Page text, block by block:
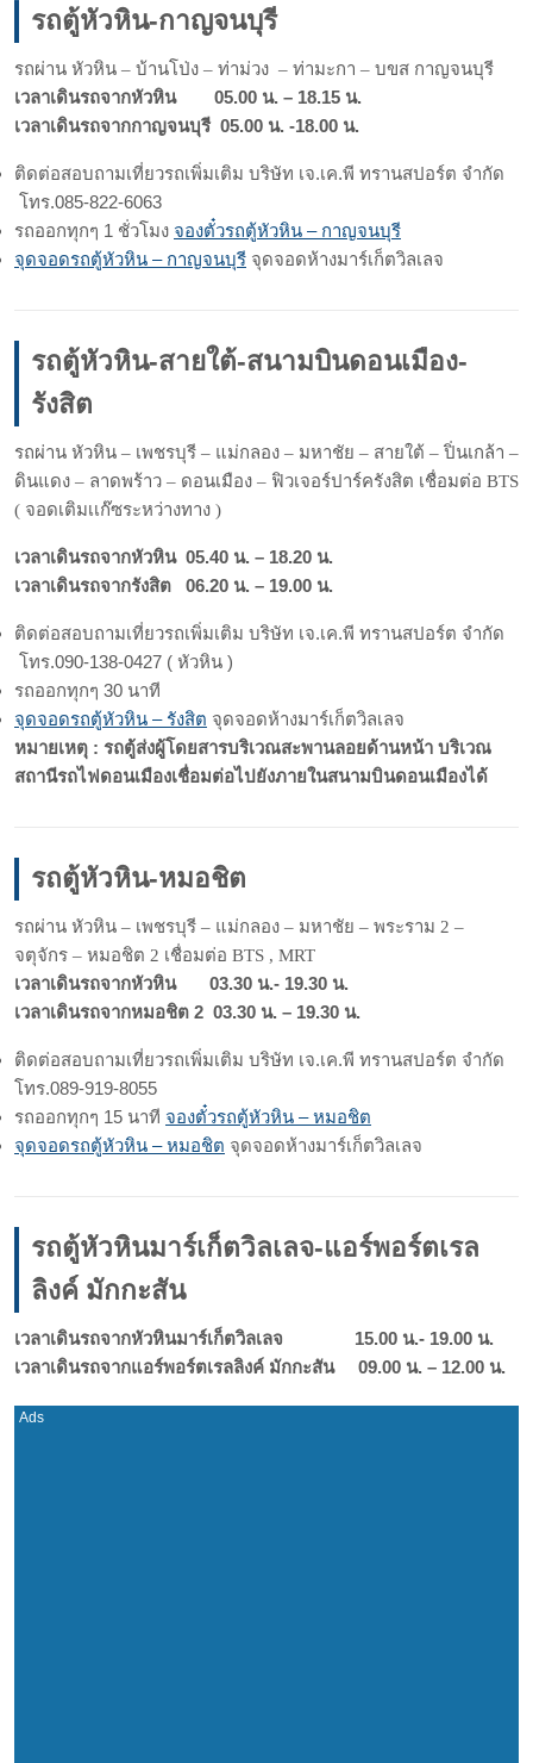
รถตู้หัวหิน-กาญจนบุรี
รถผ่าน หัวหิน – บ้านโป่ง – ท่าม่วง – ท่ามะกา – บขส กาญจนบุรี
เวลาเดินรถจากหัวหิน 05.00 น. – 18.15 น.
เวลาเดินรถจากกาญจนบุรี 05.00 น. -18.00 น.
ติดต่อสอบถามเที่ยวรถเพิ่มเติม บริษัท เจ.เค.พี ทรานสปอร์ต จำกัด
โทร.085-822-6063
รถออกทุกๆ 1 ชั่วโมง จองตั๋วรถตู้หัวหิน – กาญจนบุรี
จุดจอดรถตู้หัวหิน – กาญจนบุรี จุดจอดห้างมาร์เก็ตวิลเลจ
รถตู้หัวหิน-สายใต้-สนามบินดอนเมือง-
รังสิต
รถผ่าน หัวหิน – เพชรบุรี – แม่กลอง – มหาชัย – สายใต้ – ปิ่นเกล้า –
ดินแดง – ลาดพร้าว – ดอนเมือง – ฟิวเจอร์ปาร์ครังสิต เชื่อมต่อ BTS
( จอดเติมเเก๊ซระหว่างทาง )
เวลาเดินรถจากหัวหิน 05.40 น. – 18.20 น.
เวลาเดินรถจากรังสิต 06.20 น. – 19.00 น.
ติดต่อสอบถามเที่ยวรถเพิ่มเติม บริษัท เจ.เค.พี ทรานสปอร์ต จำกัด
โทร.090-138-0427 ( หัวหิน )
รถออกทุกๆ 30 นาที
จุดจอดรถตู้หัวหิน – รังสิต จุดจอดห้างมาร์เก็ตวิลเลจ
หมายเหตุ : รถตู้ส่งผู้โดยสารบริเวณสะพานลอยด้านหน้า บริเวณ
สถานีรถไฟดอนเมืองเชื่อมต่อไปยังภายในสนามบินดอนเมืองได้
รถตู้หัวหิน-หมอชิต
รถผ่าน หัวหิน – เพชรบุรี – แม่กลอง – มหาชัย – พระราม 2 –
จตุจักร – หมอชิต 2 เชื่อมต่อ BTS , MRT
เวลาเดินรถจากหัวหิน 03.30 น.- 19.30 น.
เวลาเดินรถจากหมอชิต 2 03.30 น. – 19.30 น.
ติดต่อสอบถามเที่ยวรถเพิ่มเติม บริษัท เจ.เค.พี ทรานสปอร์ต จำกัด
โทร.089-919-8055
รถออกทุกๆ 15 นาที จองตั๋วรถตู้หัวหิน – หมอชิต
จุดจอดรถตู้หัวหิน – หมอชิต จุดจอดห้างมาร์เก็ตวิลเลจ
รถตู้หัวหินมาร์เก็ตวิลเลจ-แอร์พอร์ตเรล
ลิงค์ มักกะสัน
เวลาเดินรถจากหัวหินมาร์เก็ตวิลเลจ 15.00 น.- 19.00 น.
เวลาเดินรถจากแอร์พอร์ตเรลลิงค์ มักกะสัน 09.00 น. – 12.00 น.